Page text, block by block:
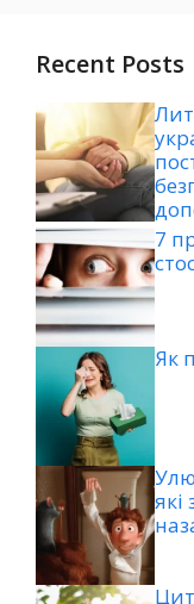
Recent Posts
7
Як